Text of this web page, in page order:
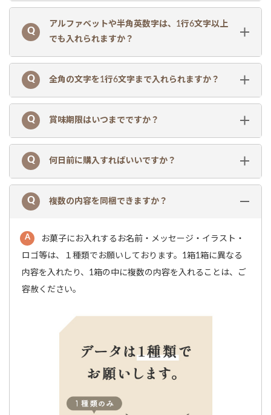
アルファベットや半角英数字は、1行6文字以上
でも入れられますか？
全角の文字を1行6文字まで入れられますか？
賞味期限はいつまでですか？
何日前に購入すればいいですか？
複数の内容を同梱できますか？
お菓子にお入れするお名前・メッセージ・イラスト・
ロゴ等は、１種類でお願いしております。1箱1箱に異なる
内容を入れたり、1箱の中に複数の内容を入れることは、ご
容赦ください。